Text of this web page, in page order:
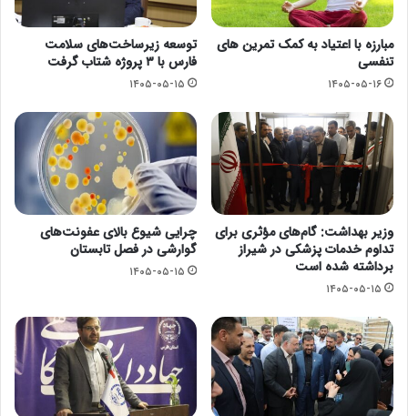
مبارزه با اعتیاد به کمک تمرین های
تنفسی
۱۴۰۵-۰۵-۱۶
توسعه زیرساخت‌های سلامت
فارس با ۳ پروژه شتاب گرفت
۱۴۰۵-۰۵-۱۵
وزیر بهداشت: گام‌های مؤثری برای
تداوم خدمات پزشکی در شیراز
برداشته شده است
۱۴۰۵-۰۵-۱۵
چرایی شیوع بالای عفونت‌های
گوارشی در فصل تابستان
۱۴۰۵-۰۵-۱۵